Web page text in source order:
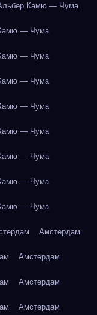
Камю — Чума
— Чума
— Чума
— Чума
— Чума
— Чума
— Чума
— Чума
— Чума
Амстердам
Амстердам
Амстердам
Амстердам